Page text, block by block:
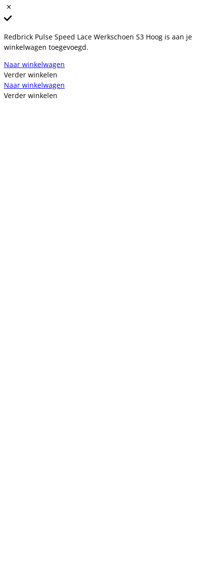
Redbrick Pulse Speed Lace Werkschoen S3 Hoog is aan je
winkelwagen toegevoegd.
Naar winkelwagen
Verder winkelen
Naar winkelwagen
Verder winkelen